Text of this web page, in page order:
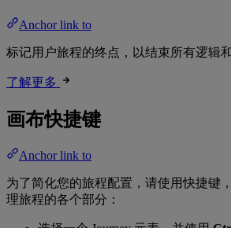
Anchor link to
标记用户旅程的终点，以结束所有逻辑
了解更多
画布快捷键
Anchor link to
为了简化您的旅程配置，请使用快捷键
理旅程的各个部分：